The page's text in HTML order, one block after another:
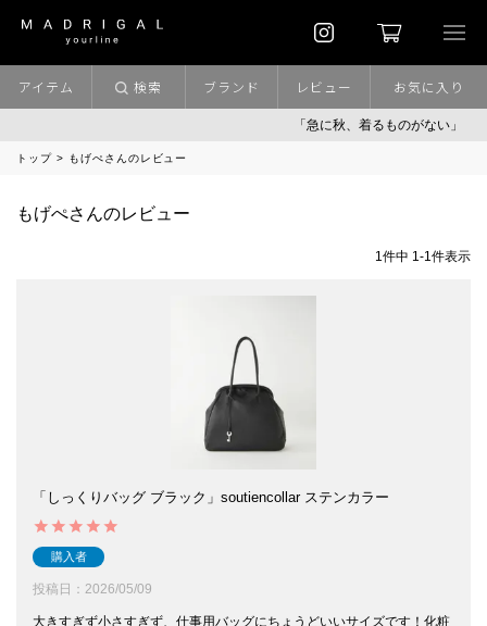
「急に秋、着るものがない」
アイテム 検索 ブランド レビュー お気に入り
トップ もげぺさんのレビュー
もげぺさんのレビュー
1件中 1-1件表示
「しっくりバッグ ブラック」soutiencollar ステンカラー
購入者
投稿日 2026/05/09
大きすぎず小さすぎず、仕事用バッグにちょうどいいサイズです！化粧